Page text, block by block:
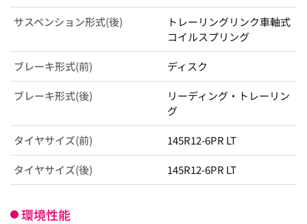
サスペンション形式(後)
トレーリングリンク車軸式
コイルスプリング
ブレーキ形式(前) ディスク
ブレーキ形式(後)
リーディング・トレーリン
グ
タイヤサイズ(前) 145R12-6PR LT
タイヤサイズ(後) 145R12-6PR LT
環境性能